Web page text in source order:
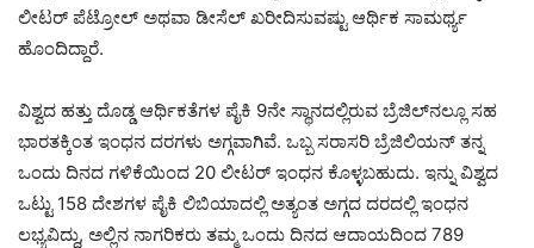
ಲೀಟರ್ ಪೆಟ್ರೋಲ್ ಅಥವಾ ಡೀಸೆಲ್ ಖರೀದಿಸುವಷ್ಟು ಆರ್ಥಿಕ ಸಾಮರ್ಥ್ಯ
ಹೊಂದಿದ್ದಾರೆ.
ವಿಶ್ವದ ಹತ್ತು ದೊಡ್ಡ ಆರ್ಥಿಕತೆಗಳ ಪೈಕಿ 9ನೇ ಸ್ಥಾನದಲ್ಲಿರುವ ಬ್ರೆಜಿಲ್‌ನಲ್ಲೂ ಸಹ
ಭಾರತಕ್ಕಿಂತ ಇಂಧನ ದರಗಳು ಅಗ್ಗವಾಗಿವೆ. ಒಬ್ಬ ಸರಾಸರಿ ಬ್ರೆಜಿಲಿಯನ್ ತನ್ನ
ಒಂದು ದಿನದ ಗಳಿಕೆಯಿಂದ 20 ಲೀಟರ್ ಇಂಧನ ಕೊಳ್ಳಬಹುದು. ಇನ್ನು ವಿಶ್ವದ
ಒಟ್ಟು 158 ದೇಶಗಳ ಪೈಕಿ ಲಿಬಿಯಾದಲ್ಲಿ ಅತ್ಯಂತ ಅಗ್ಗದ ದರದಲ್ಲಿ ಇಂಧನ
ಲಭ್ಯವಿದ್ದು, ಅಲ್ಲಿನ ನಾಗರಿಕರು ತಮ್ಮ ಒಂದು ದಿನದ ಆದಾಯದಿಂದ 789